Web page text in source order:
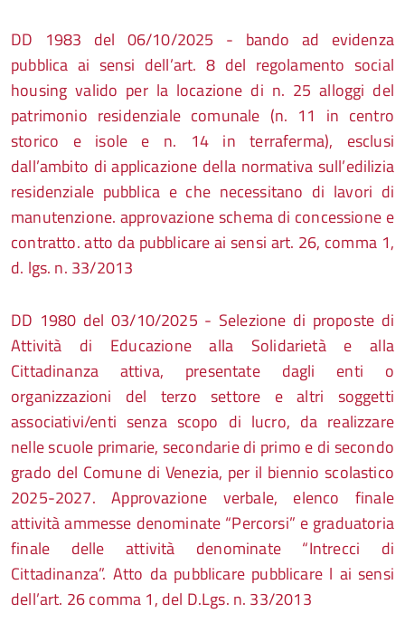
DD 1983 del 06/10/2025 - bando ad evidenza
pubblica ai sensi dell’art. 8 del regolamento social
housing valido per la locazione di n. 25 alloggi del
patrimonio residenziale comunale (n. 11 in centro
storico e isole e n. 14 in terraferma), esclusi
dall’ambito di applicazione della normativa sull’edilizia
residenziale pubblica e che necessitano di lavori di
manutenzione. approvazione schema di concessione e
contratto. atto da pubblicare ai sensi art. 26, comma 1,
d. lgs. n. 33/2013
DD 1980 del 03/10/2025 - Selezione di proposte di
Attività di Educazione alla Solidarietà e alla
Cittadinanza attiva, presentate dagli enti o
organizzazioni del terzo settore e altri soggetti
associativi/enti senza scopo di lucro, da realizzare
nelle scuole primarie, secondarie di primo e di secondo
grado del Comune di Venezia, per il biennio scolastico
2025-2027. Approvazione verbale, elenco finale
attività ammesse denominate “Percorsi” e graduatoria
finale delle attività denominate “Intrecci di
Cittadinanza”. Atto da pubblicare pubblicare l ai sensi
dell’art. 26 comma 1, del D.Lgs. n. 33/2013